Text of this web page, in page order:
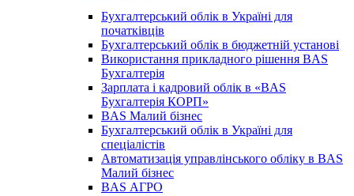
Бухгалтерський облік в Україні для
початківців
Бухгалтерський облік в бюджетній установі
Використання прикладного рішення BAS
Бухгалтерія
Зарплата і кадровий облік в «BAS
Бухгалтерія КОРП»
BAS Малий бізнес
Бухгалтерський облік в Україні для
спеціалістів
Автоматизація управлінського обліку в BAS
Малий бізнес
BAS АГРО